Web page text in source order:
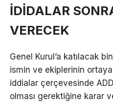
İDİDALAR
VERECEK
Genel Kurul’a katılacak
ismin ve ekiplerinin
iddialar çerçevesinde
olması gerektiğine karar